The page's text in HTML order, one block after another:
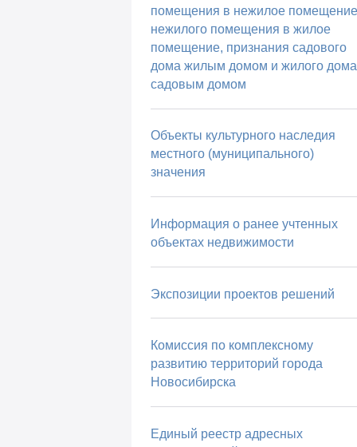
помещения в нежилое
нежилого помещения в жилое
помещение, признания садового
дома жилым домом и жилого дома
садовым домом
Объекты культурного наследия
местного (муниципального)
значения
Информация о ранее учтенных
объектах недвижимости
Экспозиции проектов решений
Комиссия по комплексному
развитию территорий города
Новосибирска
Единый реестр адресных